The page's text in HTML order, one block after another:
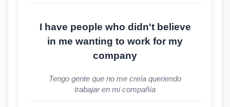
I have people who didn't believe
in me wanting to work for my
company
Tengo gente que no me creía queriendo
trabajar en mi compañía